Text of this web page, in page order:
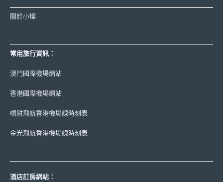
關於小燦
常用旅行資訊：
澳門國際機場網站
香港國際機場網站
噴射飛航香港機場線時刻表
金光飛航香港機場線時刻表
酒店訂房網站：